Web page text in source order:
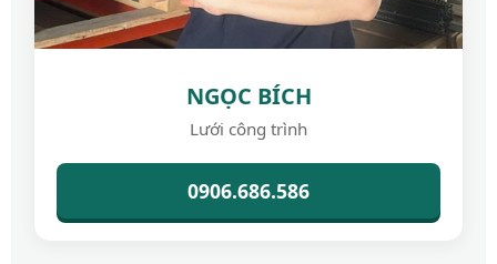
NGỌC BÍCH
Lưới công trình
0906.686.586